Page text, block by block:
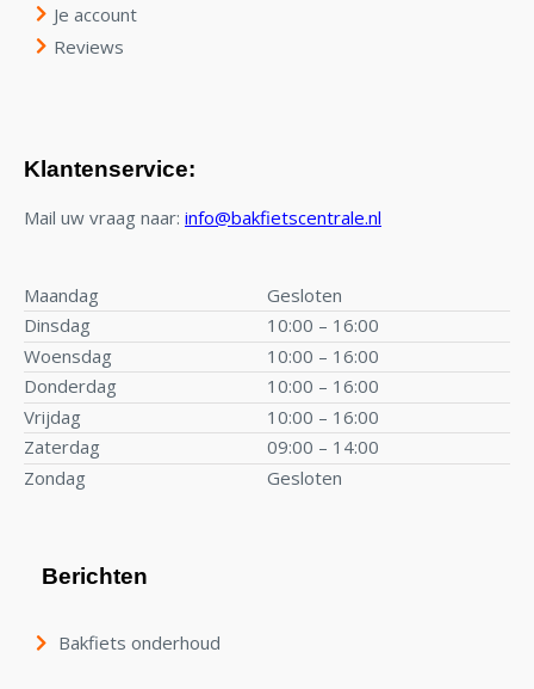
Je account
Reviews
Klantenservice:
Mail uw vraag naar: info@bakfietscentrale.nl
Maandag
Gesloten
Dinsdag
10:00 – 16:00
Woensdag
10:00 – 16:00
Donderdag
10:00 – 16:00
Vrijdag
10:00 – 16:00
Zaterdag
09:00 – 14:00
Zondag
Gesloten
Berichten
Bakfiets onderhoud